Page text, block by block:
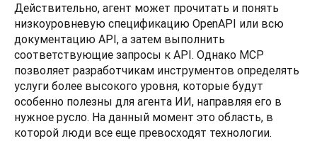
Действительно, агент может прочитать и понять
низкоуровневую спецификацию OpenAPI или всю
документацию API, а затем выполнить
соответствующие запросы к API. Однако MCP
позволяет разработчикам инструментов определять
услуги более высокого уровня, которые будут
особенно полезны для агента ИИ, направляя его в
нужное русло. На данный момент это область, в
которой люди все еще превосходят технологии.